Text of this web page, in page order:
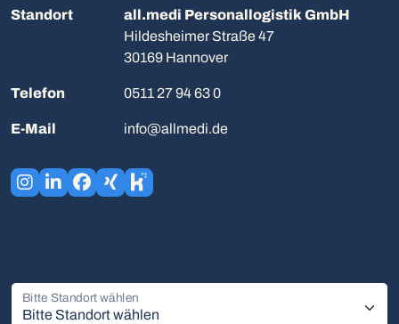
Standort
all.medi Personallogistik GmbH
Hildesheimer Straße 47
30169 Hannover
Telefon 0511 27 94 63 0
E-Mail info@allmedi.de
Bitte Standort wählen